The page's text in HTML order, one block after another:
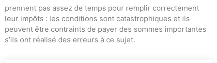
prennent pas assez de temps pour remplir correctement
leur impôts : les conditions sont catastrophiques et ils
peuvent être contraints de payer des sommes importantes
s’ils ont réalisé des erreurs à ce sujet.